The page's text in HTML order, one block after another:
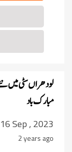
لودھراں سٹی میں
مبارک باد
Sep , 2023
2 years ago